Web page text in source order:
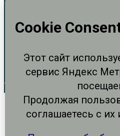
Авг 5, 2026